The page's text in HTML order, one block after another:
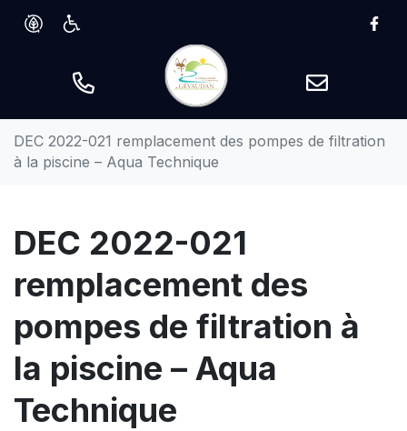
Aller
DEC 2022-021 remplacement des pompes de filtration
à la piscine – Aqua Technique
DEC 2022-021
remplacement des
pompes de filtration à
la piscine – Aqua
Technique